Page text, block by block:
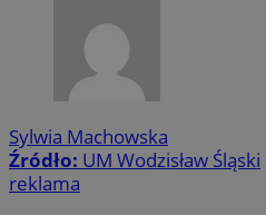
Sylwia Machowska
Źródło: UM Wodzisław Śląski
reklama